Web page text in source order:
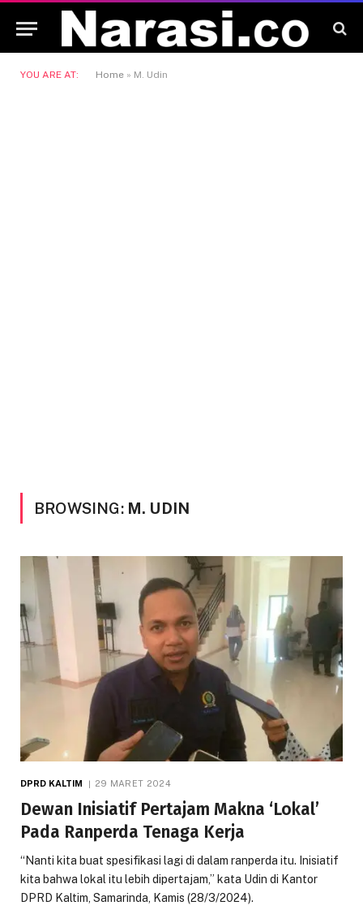
YOU ARE AT: Home » M. Udin
BROWSING: M. UDIN
DPRD KALTIM 29 MARET 2024
Dewan Inisiatif Pertajam Makna ‘Lokal’
Pada Ranperda Tenaga Kerja
“Nanti kita buat spesifikasi lagi di dalam ranperda itu. Inisiatif
kita bahwa lokal itu lebih dipertajam,” kata Udin di Kantor
DPRD Kaltim, Samarinda, Kamis (28/3/2024).